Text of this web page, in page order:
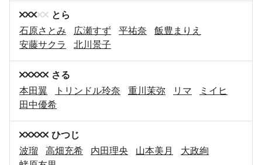
とら
石原さとみ
広瀬すず 平祐奈
飯豊まりえ
安藤サクラ
北川景子
さる
本田翼
トリンドル玲奈 重川茉弥 リマ
ミイヒ
田中優希
ひつじ
波瑠
高畑充希 内田理央 山本美月
大政絢